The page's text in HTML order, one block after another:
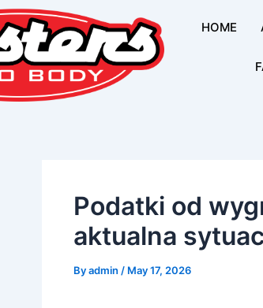
HOME
Podatki od
aktualna
Byadmin / May 17, 2026
Post
navigation